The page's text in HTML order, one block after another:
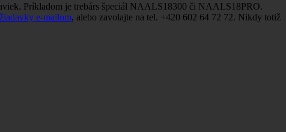
Príkladom je trebárs špeciál NAALS18300 či NAALS18PRO.
e-mailom, alebo zavolajte na tel. +420 602 64 72 72. Nikdy totiž